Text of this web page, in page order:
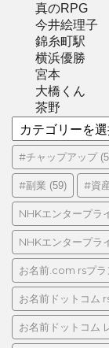
真のRPG
今井絵理子
錦糸町駅
横浜優勝
宮本
大橋くん
茶野
テ
ゴ
リ
ー
#チャップアップ
#副業 (59) #資
NHKエンタープラ
NHKエンタープラ
お名前.com rsプラ
お名前ドットコム
お名前ドットコム